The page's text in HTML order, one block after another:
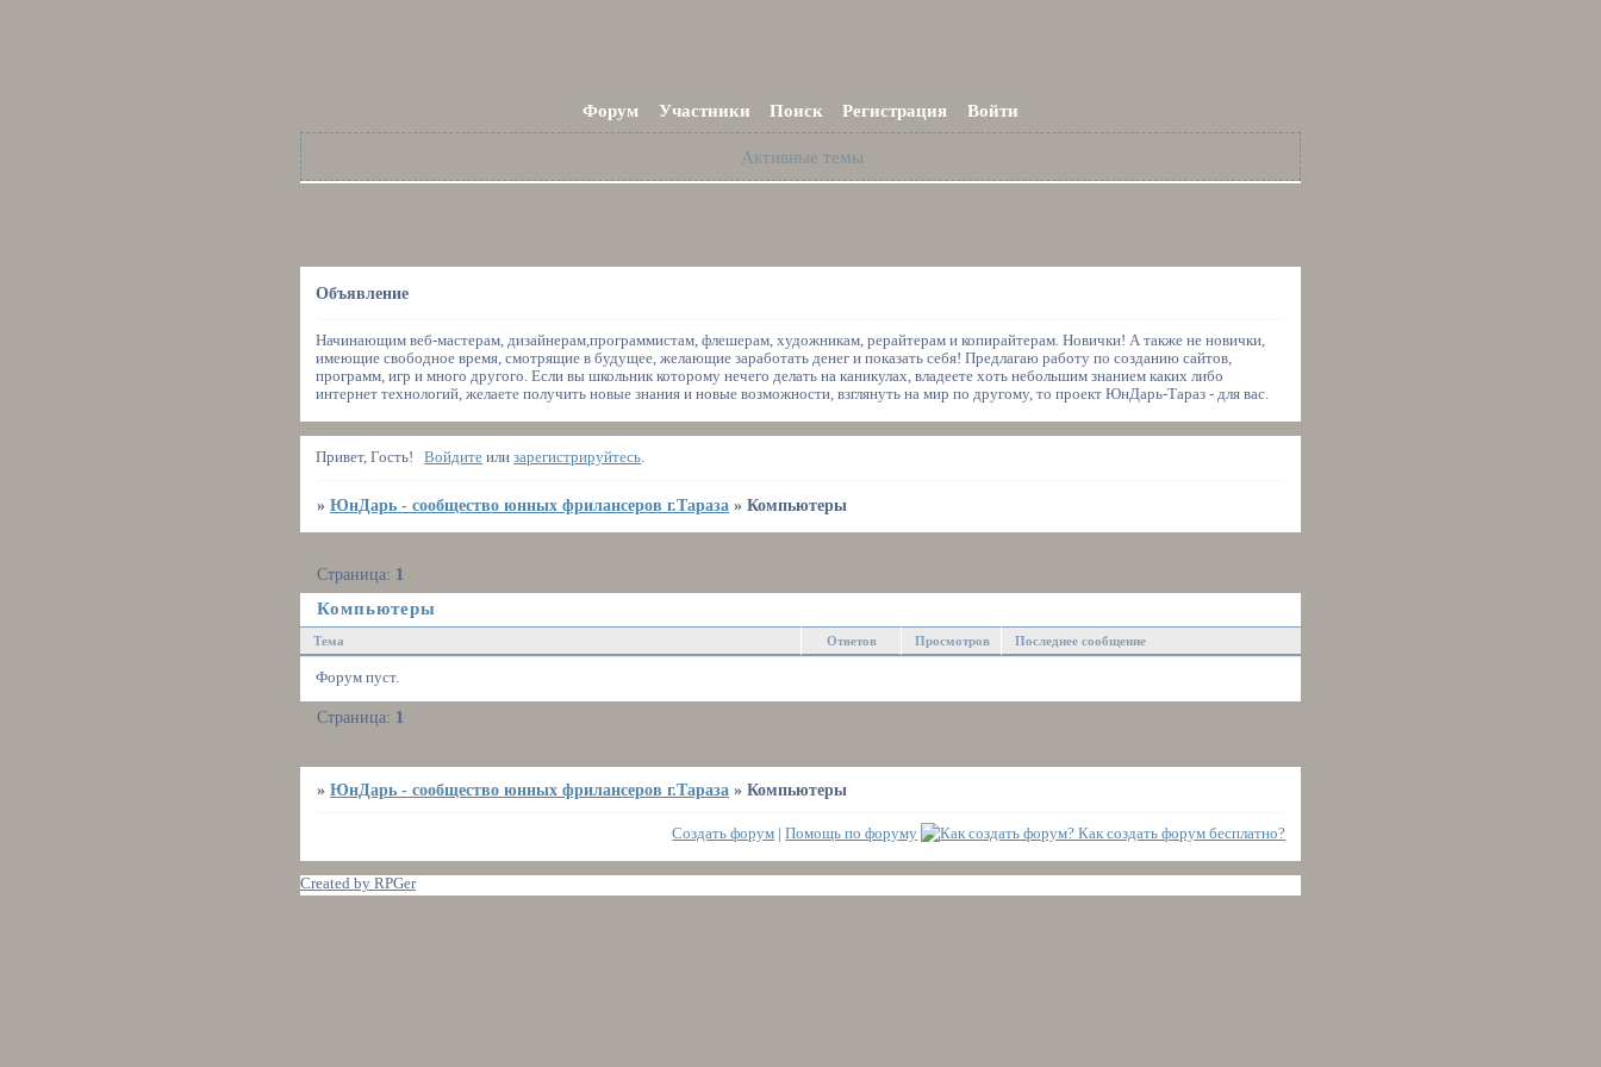
Форум Участники Поиск Регистрация Войти
Активные темы
Объявление
Начинающим веб-мастерам, дизайнерам,программистам, флешерам, художникам, рерайтерам и копирайтерам. Новички! А также не новички,
имеющие свободное время, смотрящие в будущее, желающие заработать денег и показать себя! Предлагаю работу по созданию сайтов,
программ, игр и много другого. Если вы школьник которому нечего делать на каникулах, владеете хоть небольшим знанием каких либо
интернет технологий, желаете получить новые знания и новые возможности, взглянуть на мир по другому, то проект ЮнДарь-Тараз - для вас.
Привет, Гость! Войдите илизарегистрируйтесь
»ЮнДарь - сообщество юнных фрилансеров г.Тараза »Компьютеры
Компьютеры
Страница: 1
Тема Ответов Просмотров Последнее сообщение
Форум пуст.
Страница: 1
»ЮнДарь - сообщество юнных фрилансеров г.Тараза »Компьютеры
Создать форум |Помощь по форуму
Created by RPGer